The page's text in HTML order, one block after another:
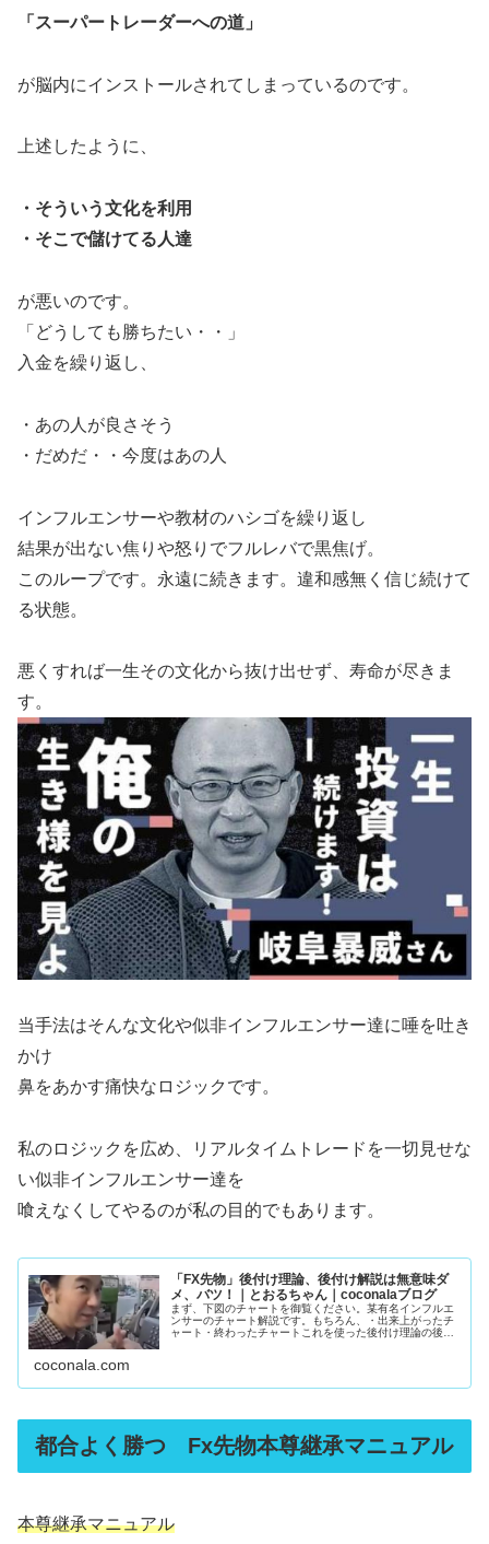
「スーパートレーダーへの道」
が脳内にインストールされてしまっているのです。
上述したように、
・そういう文化を利用
・そこで儲けてる人達
が悪いのです。
「どうしても勝ちたい・・」
入金を繰り返し、
・あの人が良さそう
・だめだ・・今度はあの人
インフルエンサーや教材のハシゴを繰り返し
結果が出ない焦りや怒りでフルレバで黒焦げ。
このループです。永遠に続きます。違和感無く信じ続けて
る状態。
悪くすれば一生その文化から抜け出せず、寿命が尽きま
す。
当手法はそんな文化や似非インフルエンサー達に唾を吐き
かけ
鼻をあかす痛快なロジックです。
私のロジックを広め、リアルタイムトレードを一切見せな
い似非インフルエンサー達を
喰えなくしてやるのが私の目的でもあります。
「FX先物」後付け理論、後付け解説は無意味ダ
メ、バツ！｜とおるちゃん｜coconalaブログ
まず、下図のチャートを御覧ください。某有名インフルエ
ンサーのチャート解説です。もちろん、・出来上がったチ
ャート・終わったチャートこれを使った後付け理論の後付
coconala.com
都合よく勝つ Fx先物本尊継承マニュアル
本尊継承マニュアル